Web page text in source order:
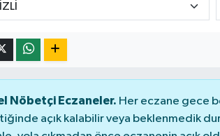
Nöbetçi Eczaneler. Her eczane gece
açık kalabilir veya beklenmedik